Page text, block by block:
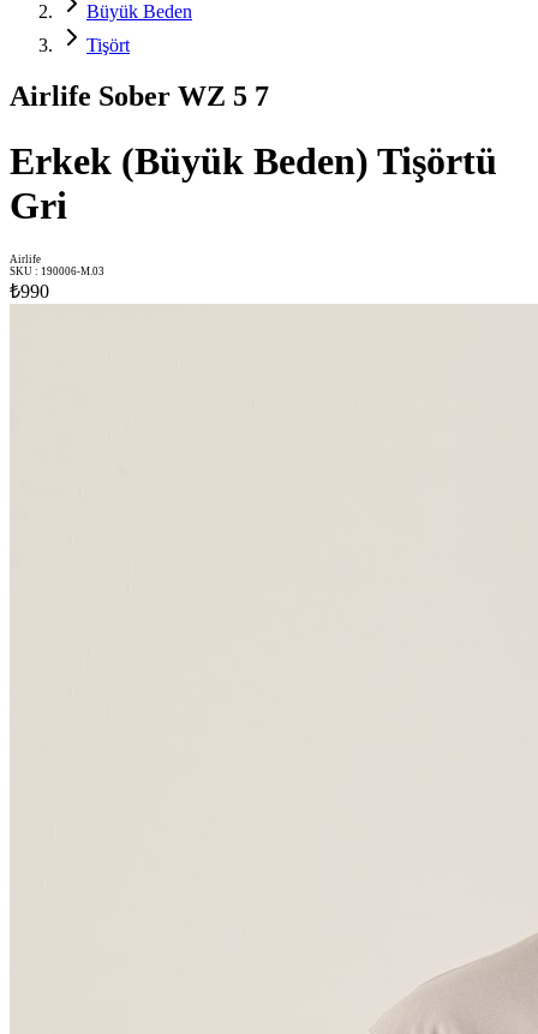
Büyük Beden
Tişört
Airlife Sober WZ 5 7
Erkek (Büyük Beden) Tişörtü
Gri
Airlife
SKU : 190006-M.03
₺990